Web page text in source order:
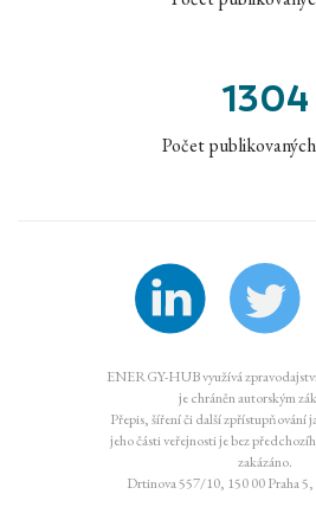
1304
Počet
ENERGY-HUB využívá
je chráněn autorským
Přepis, šíření či další zpřístupňování
jeho části veřejnosti je bez
zakázáno.
Drtinova 557/10, 150 00 Praha